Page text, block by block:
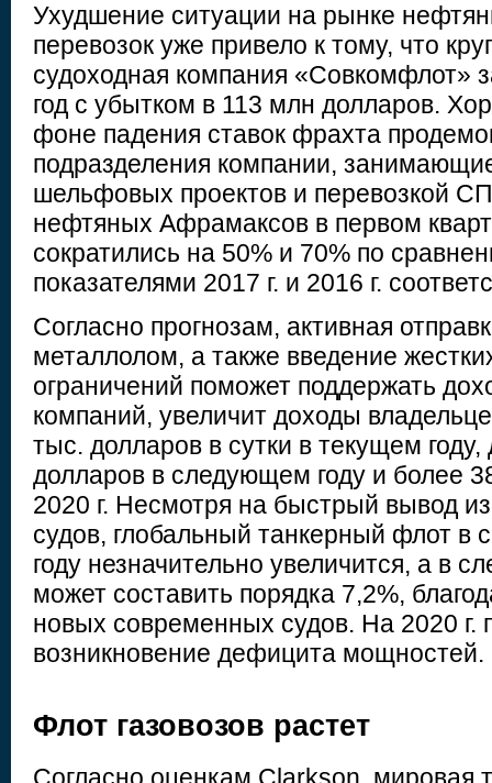
Ухудшение ситуации на рынке
перевозок уже привело к тому, что
судоходная компания «Совкомфлот»
год с убытком в 113 млн долларов.
фоне падения ставок фрахта
подразделения компании,
шельфовых проектов и перевозкой
нефтяных Афрамаксов в первом
сократились на 50% и 70% по
показателями 2017 г. и 2016 г.
Согласно прогнозам, активная
металлолом, а также введение
ограничений поможет поддержать
компаний, увеличит доходы
тыс. долларов в сутки в текущем
долларов в следующем году и более
2020 г. Несмотря на быстрый вывод
судов, глобальный танкерный флот в
году незначительно увеличится, а в
может составить порядка 7,2%,
новых современных судов. На 2020 г.
возникновение дефицита мощностей.
Флот газовозов растет